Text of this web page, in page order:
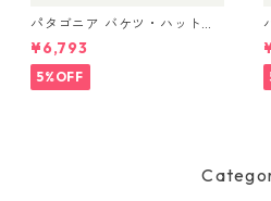
パタゴニア バケツ・ハット 3
3595 Text Logo: Birch Whit
e
¥6,793
5%OFF